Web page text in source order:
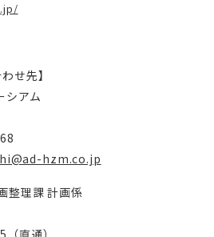
せ先】
シアム
hzm.co.jp
整理課 計画係